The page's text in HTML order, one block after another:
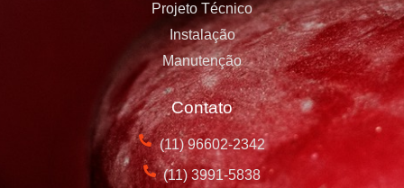
Projeto Técnico
Instalação
Manutenção
Contato
(11) 96602-2342
(11) 3991-5838